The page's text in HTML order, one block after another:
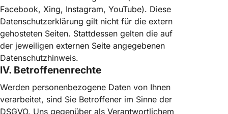
Facebook, Xing, Instagram, YouTube). Diese
Datenschutzerklärung gilt nicht für die extern
gehosteten Seiten. Stattdessen gelten die auf
der jeweiligen externen Seite angegebenen
Datenschutzhinweis.
IV. Betroffenenrechte
Werden personenbezogene Daten von Ihnen
verarbeitet, sind Sie Betroffener im Sinne der
DSGVO. Uns gegenüber als Verantwortlichem